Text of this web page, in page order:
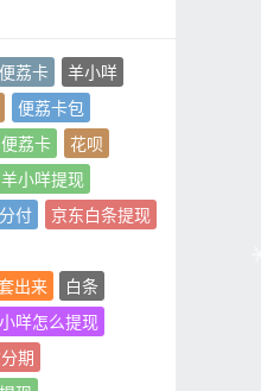
荔卡
羊小咩
便荔卡包
便荔卡
花呗
羊小咩提现
付
京东白条提现
出来
白条
咩怎么提现
期